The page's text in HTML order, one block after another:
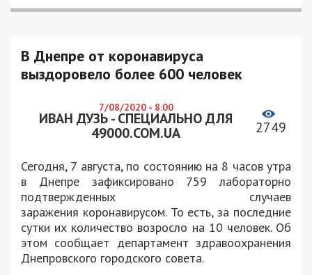
В Днепре от коронавируса
выздоровело более 600 человек
7/08/2020 - 8:00
ИВАН ДУЗЬ - СПЕЦИАЛЬНО ДЛЯ
49000.COM.UA
2749
Сегодня, 7 августа, по состоянию на 8 часов утра
в Днепре зафиксировано 759 лабораторно
подтвержденных случаев
заражения коронавирусом. То есть, за последние
сутки их количество возросло на 10 человек. Об
этом сообщает департамент здравоохранения
Днепровского городского совета.